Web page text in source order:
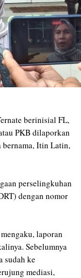
berinisial FL,
PKB dilaporkan
Itin Latin,
perselingkuhan
dengan nomor
laporan
Sebelumnya
sudah ke
mediasi,